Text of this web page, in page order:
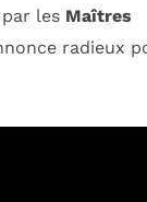
les Maîtres
radieux